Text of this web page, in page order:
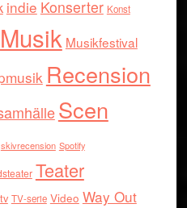
indie Konserter Konst
Musik Musikfestival
Recension
Scen
skivrecension Spotify
Teater
tv TV-serie Video Way Out